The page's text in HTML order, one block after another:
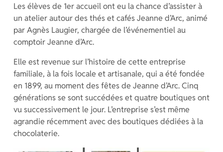
Les élèves de 1er accueil ont eu la chance d’assister à
un atelier autour des thés et cafés Jeanne d’Arc, animé
par Agnès Laugier, chargée de l’événementiel au
comptoir Jeanne d’Arc.
Elle est revenue sur l’histoire de cette entreprise
familiale, à la fois locale et artisanale, qui a été fondée
en 1899, au moment des fêtes de Jeanne d’Arc. Cinq
générations se sont succédées et quatre boutiques ont
vu successivement le jour. L’entreprise s’est même
agrandie récemment avec des boutiques dédiées à la
chocolaterie.